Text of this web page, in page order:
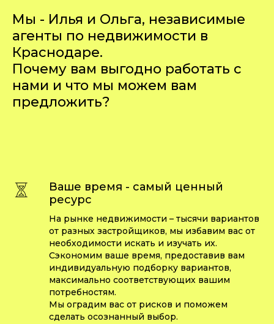
Мы - Илья и Ольга, независимые
агенты по недвижимости в
Краснодаре.
Почему вам выгодно работать с
нами и что мы можем вам
предложить?
Ваше время - самый ценный
ресурс
На рынке недвижимости – тысячи вариантов
от разных застройщиков, мы избавим вас от
необходимости искать и изучать их.
Сэкономим ваше время, предоставив вам
индивидуальную подборку вариантов,
максимально соответствующих вашим
потребностям.
Мы оградим вас от рисков и поможем
сделать осознанный выбор.